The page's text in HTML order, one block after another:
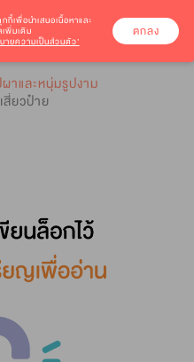
าและหนุ่มรูปงาม
ยวป๋าย
กกี้เพื่อนำเสนอเนื้อหาและ
พิ่มเติม
ายความเป็นส่วนตัว’
ตกลง